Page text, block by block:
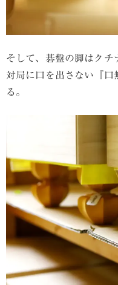
そして、碁盤の脚はクチ
対局に口を出さない『口
る。